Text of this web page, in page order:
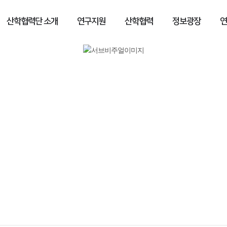
산학협력단 소개 연구지원 산학협력 정보광장